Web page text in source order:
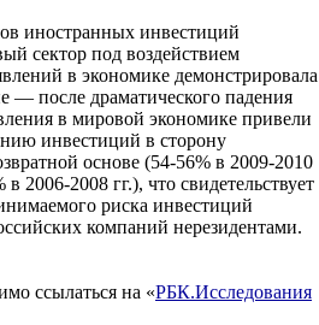
иностранных инвестиций
сектор под воздействием
в экономике демонстрировала
— после драматического падения
в мировой экономике привели
инвестиций в сторону
основе (54-56% в 2009-2010
2006-2008 гг.), что свидетельствует
риска инвестиций
компаний нерезидентами.
ссылаться на «РБК.Исследования